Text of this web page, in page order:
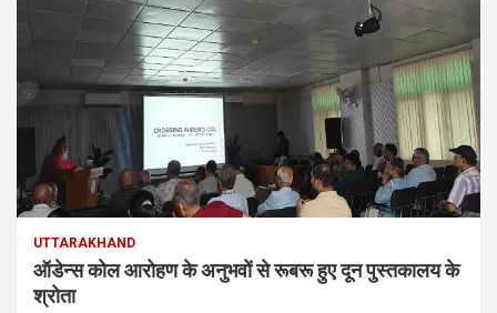
UTTARAKHAND
ऑडेन्स कोल आरोहण के अनुभवों से रूबरू हुए दून पुस्तकालय के
श्रोता